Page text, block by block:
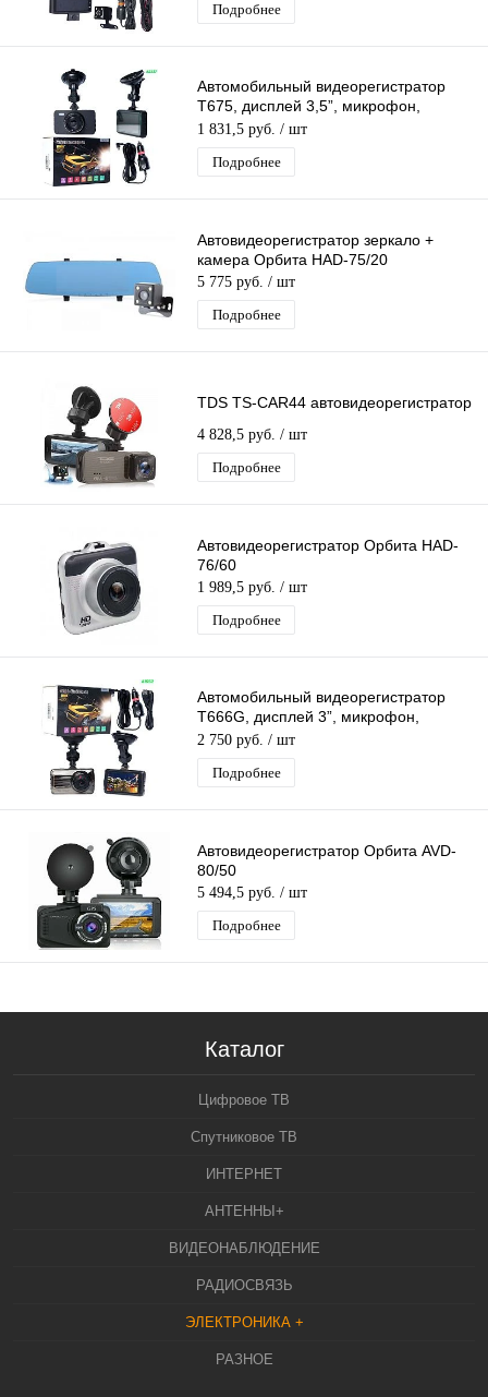
Подробнее
Автомобильный видеорегистратор
T675, дисплей 3,5”, микрофон,
ночная съемка
1 831,5 руб. / шт
Подробнее
Автовидеорегистратор зеркало +
камера Орбита HAD-75/20
5 775 руб. / шт
Подробнее
TDS TS-CAR44 автовидеорегистратор
4 828,5 руб. / шт
Подробнее
Автовидеорегистратор Орбита HAD-
76/60
1 989,5 руб. / шт
Подробнее
Автомобильный видеорегистратор
T666G, дисплей 3”, микрофон,
ночная съемка
2 750 руб. / шт
Подробнее
Автовидеорегистратор Орбита AVD-
80/50
5 494,5 руб. / шт
Подробнее
Каталог
Цифровое ТВ
Спутниковое ТВ
ИНТЕРНЕТ
АНТЕННЫ+
ВИДЕОНАБЛЮДЕНИЕ
РАДИОСВЯЗЬ
ЭЛЕКТРОНИКА +
РАЗНОЕ